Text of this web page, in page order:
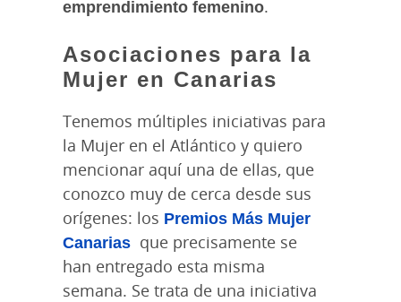
emprendimiento femenino.
Asociaciones para la
Mujer en Canarias
Tenemos múltiples iniciativas para
la Mujer en el Atlántico y quiero
mencionar aquí una de ellas, que
conozco muy de cerca desde sus
orígenes: los Premios Más Mujer
Canarias que precisamente se
han entregado esta misma
semana. Se trata de una iniciativa